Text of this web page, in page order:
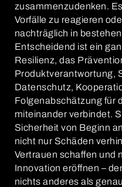
zusammenzudenken.
Vorfälle zu reagieren
nachträglich in
Entscheidend ist ein
Resilienz, das
Produktverantwortung,
Datenschutz,
Folgenabschätzung für
miteinander verbindet.
Sicherheit von Beginn
nicht nur Schäden
Vertrauen schaffen und
Innovation eröffnen –
nichts anderes als